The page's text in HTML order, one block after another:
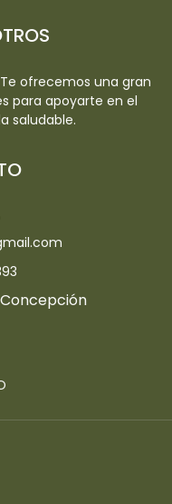
ofrecemos una gran
para apoyarte en el
saludable.